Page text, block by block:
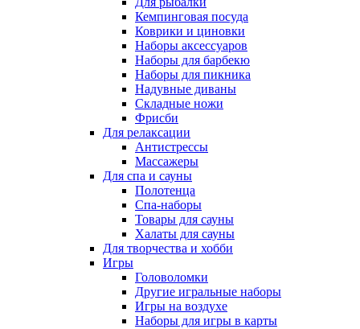
Кемпинговая посуда
Коврики и циновки
Наборы аксессуаров
Наборы для барбекю
Наборы для пикника
Надувные диваны
Складные ножи
Фрисби
Для релаксации
Антистрессы
Массажеры
Для спа и сауны
Полотенца
Спа-наборы
Товары для сауны
Халаты для сауны
Для творчества и хобби
Игры
Головоломки
Другие игральные наборы
Игры на воздухе
Наборы для игры в карты